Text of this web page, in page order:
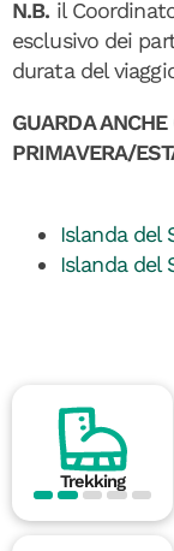
N.B. il
esclusivo dei
durata del
GUARDA
PRIMAVERA/
Islanda del
Islanda del
Trekking